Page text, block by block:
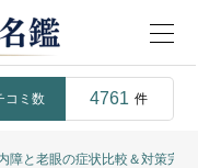
コミ数 4761 件
障と老眼の症状比較＆対策完全